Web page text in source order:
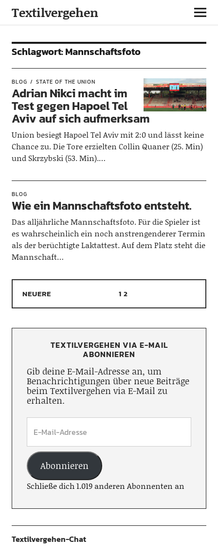
Textilvergehen
Schlagwort:Mannschaftsfoto
BLOG STATE OF THE UNION
Adrian Nikci macht im
Test gegen Hapoel Tel
Aviv auf sich aufmerksam
Union besiegt Hapoel Tel Aviv mit 2:0 und lässt keine
Chance zu. Die Tore erzielten Collin Quaner (25. Min)
und Skrzybski (53. Min).…
BLOG
Wie ein Mannschaftsfoto entsteht.
Das alljährliche Mannschaftsfoto. Für die Spieler ist
es wahrscheinlich ein noch anstrengenderer Termin
als der berüchtigte Laktattest. Auf dem Platz steht die
Mannschaft…
NEUERE 1 2
TEXTILVERGEHEN VIA E-MAIL
ABONNIEREN
Gib deine E-Mail-Adresse an, um
Benachrichtigungen über neue Beiträge
beim Textilvergehen via E-Mail zu
erhalten.
Abonnieren
Schließe dich 1.019 anderen Abonnenten an
Textilvergehen-Chat